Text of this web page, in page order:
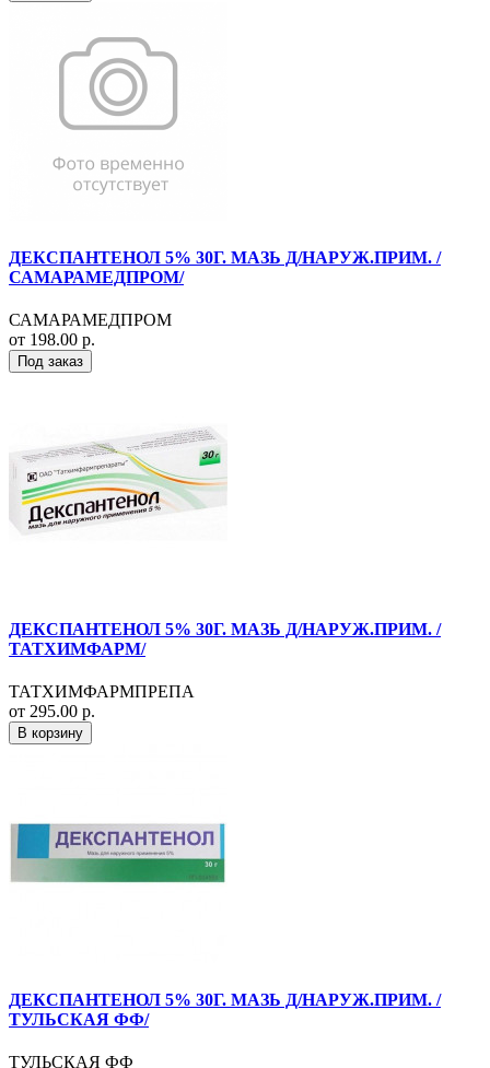
ДЕКСПАНТЕНОЛ 5% 30Г. МАЗЬ Д/НАРУЖ.ПРИМ. /
САМАРАМЕДПРОМ/
САМАРАМЕДПРОМ
от 198.00 р.
Под заказ
ДЕКСПАНТЕНОЛ 5% 30Г. МАЗЬ Д/НАРУЖ.ПРИМ. /
ТАТХИМФАРМ/
ТАТХИМФАРМПРЕПА
от 295.00 р.
В корзину
ДЕКСПАНТЕНОЛ 5% 30Г. МАЗЬ Д/НАРУЖ.ПРИМ. /
ТУЛЬСКАЯ ФФ/
ТУЛЬСКАЯ ФФ